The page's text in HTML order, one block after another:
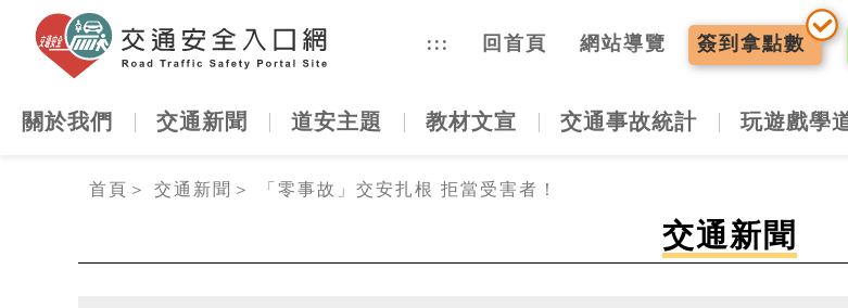
交通安全入口網
::: 回首頁 網站導覽 簽到 拿點數
關於我們 交通新聞 道安主題 教材文宣 交通事故統計 玩遊戲學
首頁 ＞ 交通新聞 ＞ 「零事故」交安扎根 拒當受害者！
交通新聞